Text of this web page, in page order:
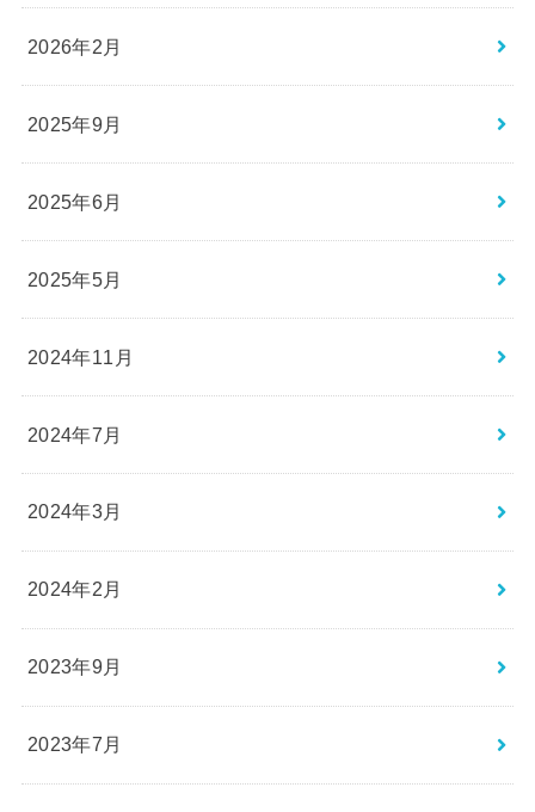
2026年2月
2025年9月
2025年6月
2025年5月
2024年11月
2024年7月
2024年3月
2024年2月
2023年9月
2023年7月